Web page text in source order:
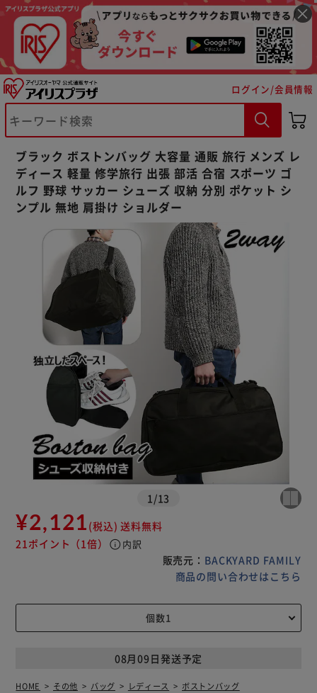
ログイン/会員情報
ブラック ボストンバッグ 大容量 通販 旅行 メンズ レ
ディース 軽量 修学旅行 出張 部活 合宿 スポーツ ゴ
ルフ 野球 サッカー シューズ 収納 分別 ポケット シ
ンプル 無地 肩掛け ショルダー
1 /13
¥2,121 (税込) 送料無料
21ポイント （1倍） info 内訳
販売元： BACKYARD FAMILY
商品の問い合わせはこちら
08月09日発送予定
HOME その他 バッグ レディース ボストンバッグ
※ご確認ください
カートに入れる 購入手続きへ